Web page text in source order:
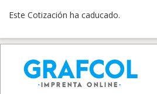
Este Cotización ha caducado.